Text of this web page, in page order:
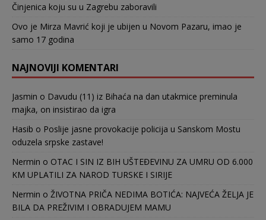
Činjenica koju su u Zagrebu zaboravili
Ovo je Mirza Mavrić koji je ubijen u Novom Pazaru, imao je
samo 17 godina
NAJNOVIJI KOMENTARI
Jasmin o Davudu (11) iz Bihaća na dan utakmice preminula
majka, on insistirao da igra
Hasib o Poslije jasne provokacije policija u Sanskom Mostu
oduzela srpske zastave!
Nermin o OTAC I SIN IZ BIH UŠTEĐEVINU ZA UMRU OD 6.000
KM UPLATILI ZA NAROD TURSKE I SIRIJE
Nermin o ŽIVOTNA PRIČA NEDIMA BOTIĆA: NAJVEĆA ŽELJA JE
BILA DA PREŽIVIM I OBRADUJEM MAMU